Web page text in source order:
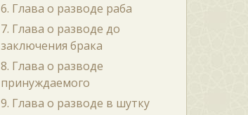
6. Глава о разводе раба
7. Глава о разводе до
заключения брака
8. Глава о разводе
принуждаемого
9. Глава о разводе в шутку